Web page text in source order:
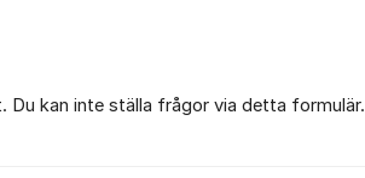
kan inte ställa frågor via detta formulär.